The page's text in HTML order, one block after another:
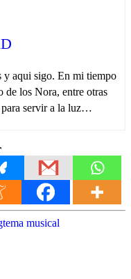
y aqui sigo. En mi tiempo
de los Nora, entre otras
para servir a la luz…
tema musical